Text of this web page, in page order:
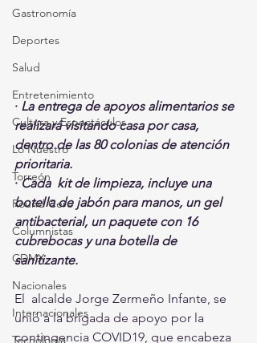
Gastronomía
Deportes
Salud
Entretenimiento
Cultura y Espectáculos
Lo Nuestro
Torreón
Round Cero
Columnistas
CDMX
Nacionales
Internacionales
Tecnología
· La entrega de apoyos alimentarios se
realizará visitando casa por casa,
dentro de las 80 colonias de atención
prioritaria.
· Cada  kit de limpieza, incluye una
botella de jabón para manos, un gel
antibacterial, un paquete con 16
cubrebocas y una botella de
sanitizante.
El  alcalde Jorge Zermeño Infante, se
unió a la brigada de apoyo por la
contingencia COVID19, que encabeza